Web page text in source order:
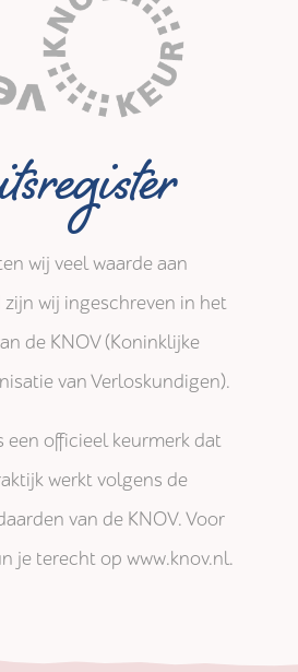
wij veel waarde aan
wij ingeschreven in het
de KNOV (Koninklijke
van Verloskundigen).
een officieel keurmerk dat
werkt volgens de
van de KNOV. Voor
je terecht op www.knov.nl.